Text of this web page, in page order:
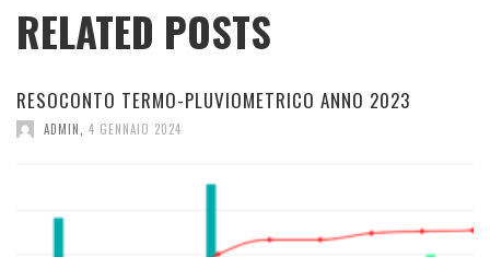
RELATED POSTS
RESOCONTO TERMO-PLUVIOMETRICO ANNO 2023
ADMIN, 4 GENNAIO 2024